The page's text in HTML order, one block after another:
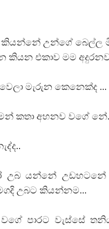
කියන්නේ උන්ගේ
එකාව මම
මැරුන කෙනෙක්ද ...
කතා අහනව වගේ
යන්නේ උඩහටනේ
උබට කියන්නම...
පාරට වැස්සේ